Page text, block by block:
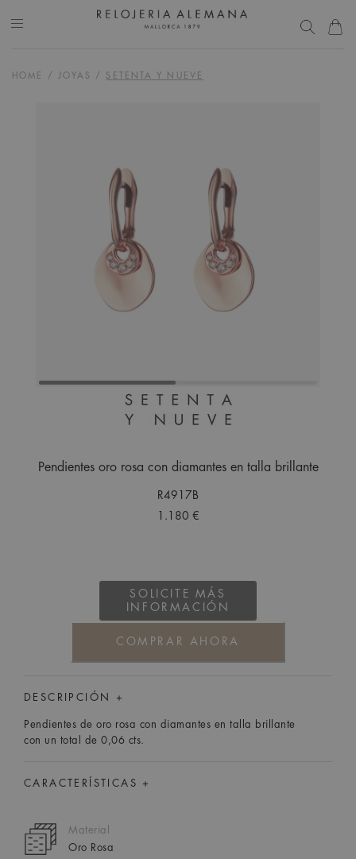
HOME / JOYAS / SETENTA Y NUEVE
Pendientes oro rosa con diamantes en talla brillante
R4917B
1.180 €
SOLICITE MÁS
INFORMACIÓN
COMPRAR AHORA
DESCRIPCIÓN +
Pendientes de oro rosa con diamantes en talla brillante
con un total de 0,06 cts.
CARACTERÍSTICAS +
Material
Oro Rosa